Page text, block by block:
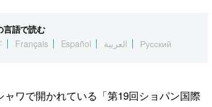
言語で読む
Français Español العربية Русский
ワで開かれている「第19回ショパン国際